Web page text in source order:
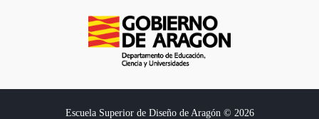
Escuela Superior de Diseño de Aragón © 2026